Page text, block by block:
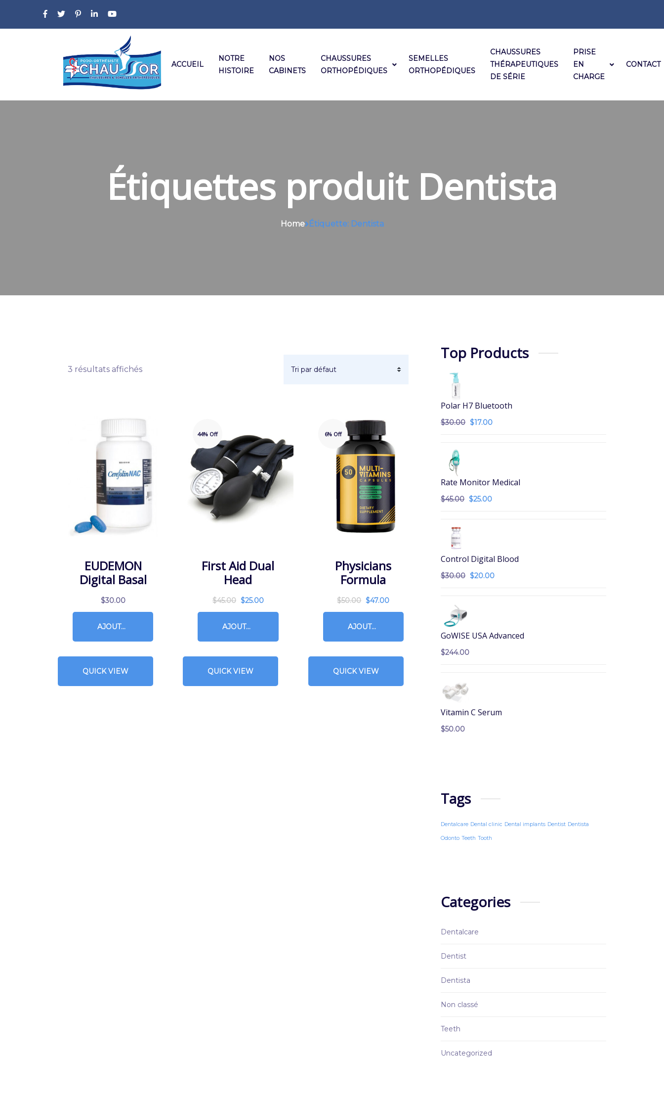
ACCUEIL
NOTRE
HISTOIRE
NOS
CABINETS
CHAUSSURES
ORTHOPÉDIQUES
SEMELLES
ORTHOPÉDIQUES
CHAUSSURES
THÉRAPEUTIQUES
DE SÉRIE
PRISE
EN
CHARGE
CONTACT
Étiquettes produit Dentista
Home Étiquette: Dentista
3 résultats affichés
EUDEMON
Digital Basal
$30.00
AJOUTER AU PANIER
QUICK VIEW
44% Off
First Aid Dual
Head
$45.00 $25.00
AJOUTER AU PANIER
QUICK VIEW
6% Off
Physicians
Formula
$50.00 $47.00
AJOUTER AU PANIER
QUICK VIEW
Top Products
Polar H7 Bluetooth
$30.00 $17.00
Rate Monitor Medical
$45.00 $25.00
Control Digital Blood
$30.00 $20.00
GoWISE USA Advanced
$244.00
Vitamin C Serum
$50.00
Tags
Dentalcare Dental clinic Dental implants Dentist Dentista
Odonto Teeth Tooth
Categories
Dentalcare
Dentist
Dentista
Non classé
Teeth
Uncategorized